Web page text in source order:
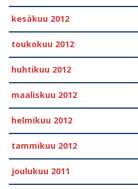
kesäkuu 2012
toukokuu 2012
huhtikuu 2012
maaliskuu 2012
helmikuu 2012
tammikuu 2012
joulukuu 2011